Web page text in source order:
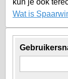
kun je ook
Wat is